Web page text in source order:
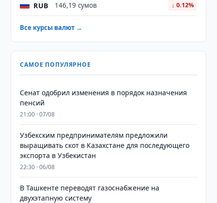
RUB 146,19 сумов ↓ 0.12%
Все курсы валют →
САМОЕ ПОПУЛЯРНОЕ
Сенат одобрил изменения в порядок назначения
пенсий
21:00 · 07/08
Узбекским предпринимателям предложили
выращивать скот в Казахстане для последующего
экспорта в Узбекистан
22:30 · 06/08
В Ташкенте переводят газоснабжение на
двухэтапную систему